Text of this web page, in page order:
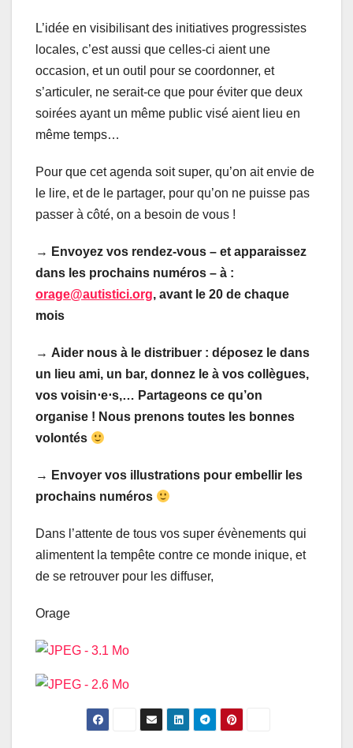
L’idée en visibilisant des initiatives progressistes
locales, c’est aussi que celles-ci aient une
occasion, et un outil pour se coordonner, et
s’articuler, ne serait-ce que pour éviter que deux
soirées ayant un même public visé aient lieu en
même temps…
Pour que cet agenda soit super, qu’on ait envie de
le lire, et de le partager, pour qu’on ne puisse pas
passer à côté, on a besoin de vous !
→ Envoyez vos rendez-vous – et apparaissez
dans les prochains numéros – à :
orage@autistici.org, avant le 20 de chaque
mois
→ Aider nous à le distribuer : déposez le dans
un lieu ami, un bar, donnez le à vos collègues,
vos voisin⋅e⋅s,… Partageons ce qu’on
organise ! Nous prenons toutes les bonnes
volontés
→ Envoyer vos illustrations pour embellir les
prochains numéros
Dans l’attente de tous vos super évènements qui
alimentent la tempête contre ce monde inique, et
de se retrouver pour les diffuser,
Orage